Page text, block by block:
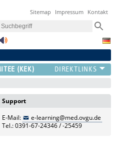
Sitemap Impressum Kontakt
(KEK)
Support
E-Mail:
e-learning@med.ovgu.de
Tel.: 0391-67-24346 / -25459